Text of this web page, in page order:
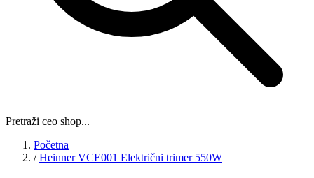
Pretraži ceo shop...
Početna
/ Heinner VCE001 Električni trimer 550W